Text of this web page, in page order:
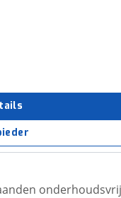
onderhoudsvrij